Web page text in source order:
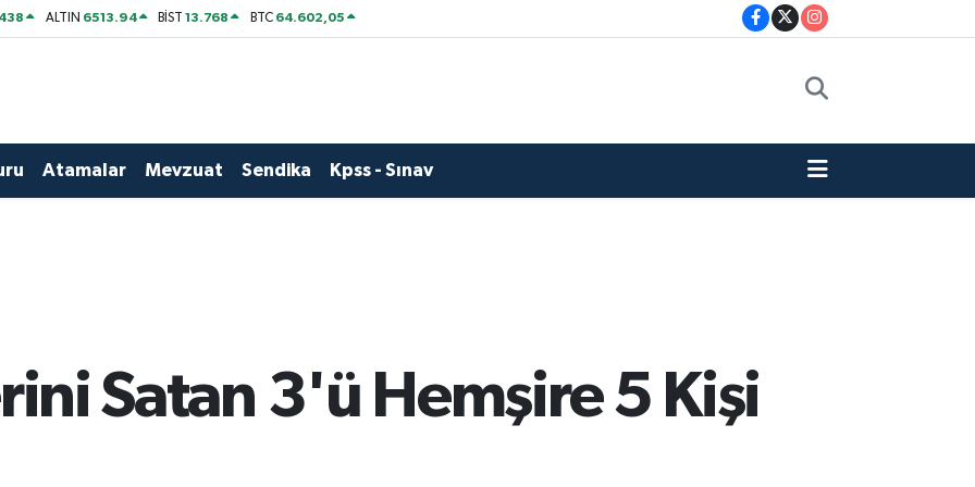
ALTIN 6513.94 BİST13.768 BTC 64.602,05
Atamalar Mevzuat Sendika Kpss - Sınav
Satan 3'ü Hemşire 5 Kişi